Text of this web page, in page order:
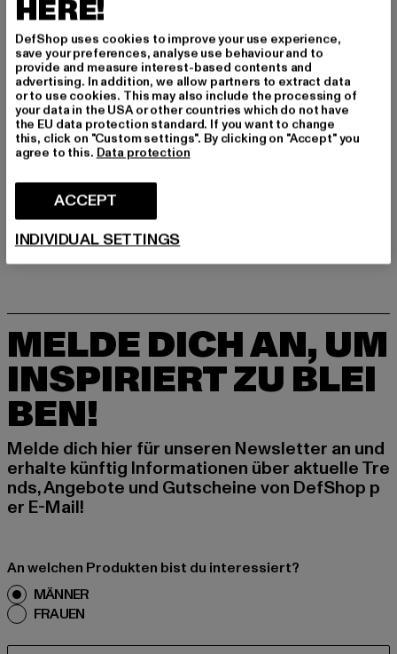
Hersteller: Hatline LAB. c o framework studios GmbH |
info@hatline-lab.com
Brendelweg 167 | 27755 Delmenhorst | DE
GRÖSSE & PASSFORM
PFLEGEHINWEISE
LIEFERUNG & RÜCKGABE
MELDE DICH AN, UM
INSPIRIERT ZU BLEI
BEN!
Melde dich hier für unseren Newsletter an und
erhalte künftig Informationen über aktuelle Tre
nds, Angebote und Gutscheine von DefShop p
er E-Mail!
An welchen Produkten bist du interessiert?
MÄNNER
FRAUEN
HERE!
DefShop uses cookies to improve your use experience,
save your preferences, analyse use behaviour and to
provide and measure interest-based contents and
advertising. In addition, we allow partners to extract data
or to use cookies. This may also include the processing of
your data in the USA or other countries which do not have
the EU data protection standard. If you want to change
this, click on "Custom settings". By clicking on "Accept" you
agree to this. Data protection
ACCEPT
INDIVIDUAL SETTINGS